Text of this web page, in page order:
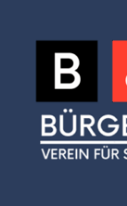
Inhalt
springen